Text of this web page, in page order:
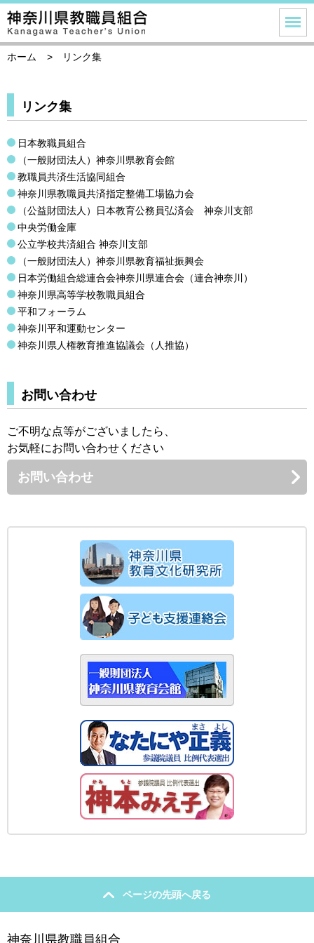
ホーム リンク集
リンク集
日本教職員組合
（一般財団法人）神奈川県教育会館
教職員共済生活協同組合
神奈川県教職員共済指定整備工場協力会
（公益財団法人）日本教育公務員弘済会 神奈川支部
中央労働金庫
公立学校共済組合 神奈川支部
（一般財団法人）神奈川県教育福祉振興会
日本労働組合総連合会神奈川県連合会（連合神奈川）
神奈川県高等学校教職員組合
平和フォーラム
神奈川平和運動センター
神奈川県人権教育推進協議会（人推協）
お問い合わせ
ご不明な点等がございましたら、
お気軽にお問い合わせください
お問い合わせ
ページの先頭へ戻る
神奈川県教職員組合